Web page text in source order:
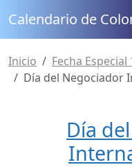
Calendario de
Inicio
Fecha Especial
Día del Negociador
Día